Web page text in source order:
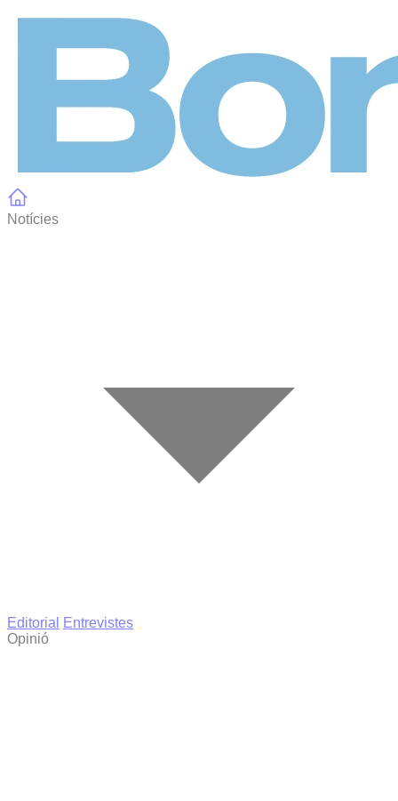
Notícies
Editorial
Entrevistes
Opinió